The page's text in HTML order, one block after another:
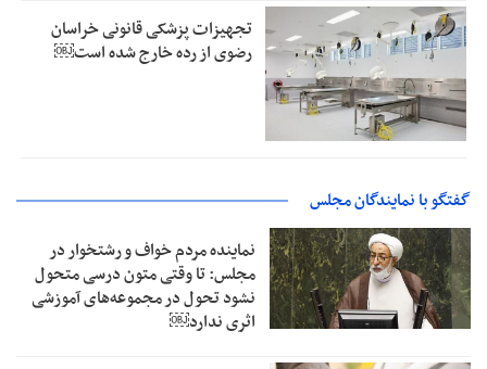
تجهیزات پزشکی قانونی خراسان
رضوی از رده خارج شده است￼
گفتگو با نمایندگان مجلس
نماینده مردم خواف و رشتخوار در
مجلس: تا وقتی متون درسی متحول
نشود تحول در مجموعه‌های آموزشی
اثری ندارد￼